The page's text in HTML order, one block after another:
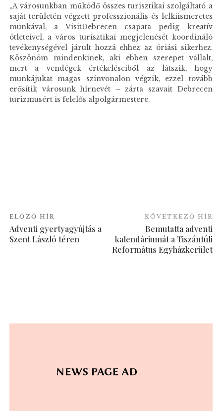
„A városunkban működő összes turisztikai szolgáltató a
saját területén végzett professzionális és lelkiismeretes
munkával, a VisitDebrecen csapata pedig kreatív
ötleteivel, a város turisztikai megjelenését koordináló
tevékenységével járult hozzá ehhez az óriási sikerhez.
Köszönöm mindenkinek, aki ebben szerepet vállalt,
mert a vendégek értékeléseiből az látszik, hogy
munkájukat magas színvonalon végzik, ezzel tovább
erősítik városunk hírnevét – zárta szavait Debrecen
turizmusért is felelős alpolgármestere.
ELŐZŐ HÍR
Adventi gyertyagyújtás a
Szent László téren
KÖVETKEZŐ HÍR
Bemutatta adventi
kalendáriumát a Tiszántúli
Református Egyházkerület